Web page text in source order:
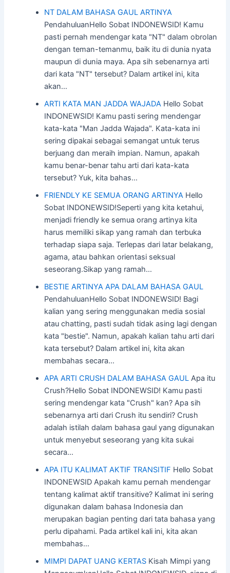
NT DALAM BAHASA GAUL ARTINYA
PendahuluanHello Sobat INDONEWSID! Kamu
pasti pernah mendengar kata "NT" dalam obrolan
dengan teman-temanmu, baik itu di dunia nyata
maupun di dunia maya. Apa sih sebenarnya arti
dari kata "NT" tersebut? Dalam artikel ini, kita
akan…
ARTI KATA MAN JADDA WAJADA Hello Sobat
INDONEWSID! Kamu pasti sering mendengar
kata-kata "Man Jadda Wajada". Kata-kata ini
sering dipakai sebagai semangat untuk terus
berjuang dan meraih impian. Namun, apakah
kamu benar-benar tahu arti dari kata-kata
tersebut? Yuk, kita bahas…
FRIENDLY KE SEMUA ORANG ARTINYA Hello
Sobat INDONEWSID!Seperti yang kita ketahui,
menjadi friendly ke semua orang artinya kita
harus memiliki sikap yang ramah dan terbuka
terhadap siapa saja. Terlepas dari latar belakang,
agama, atau bahkan orientasi seksual
seseorang.Sikap yang ramah…
BESTIE ARTINYA APA DALAM BAHASA GAUL
PendahuluanHello Sobat INDONEWSID! Bagi
kalian yang sering menggunakan media sosial
atau chatting, pasti sudah tidak asing lagi dengan
kata "bestie". Namun, apakah kalian tahu arti dari
kata tersebut? Dalam artikel ini, kita akan
membahas secara…
APA ARTI CRUSH DALAM BAHASA GAUL Apa itu
Crush?Hello Sobat INDONEWSID! Kamu pasti
sering mendengar kata "Crush" kan? Apa sih
sebenarnya arti dari Crush itu sendiri? Crush
adalah istilah dalam bahasa gaul yang digunakan
untuk menyebut seseorang yang kita sukai
secara…
APA ITU KALIMAT AKTIF TRANSITIF Hello Sobat
INDONEWSID Apakah kamu pernah mendengar
tentang kalimat aktif transitive? Kalimat ini sering
digunakan dalam bahasa Indonesia dan
merupakan bagian penting dari tata bahasa yang
perlu dipahami. Pada artikel kali ini, kita akan
membahas…
MIMPI DAPAT UANG KERTAS Kisah Mimpi yang